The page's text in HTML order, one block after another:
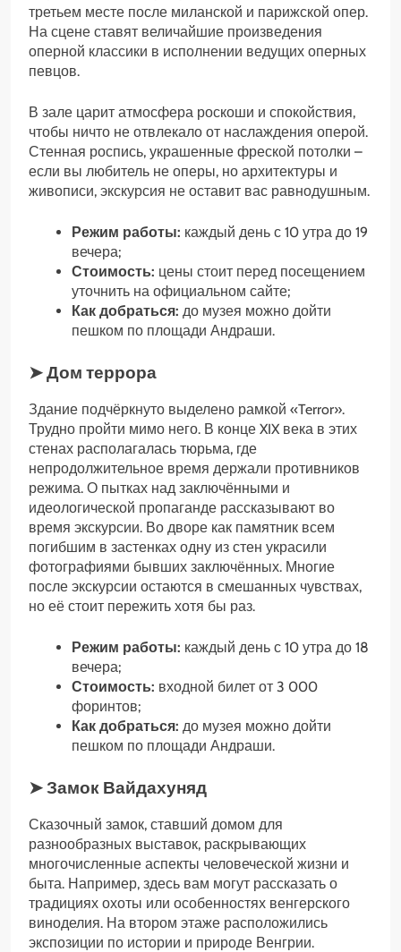
третьем месте после миланской и парижской опер.
На сцене ставят величайшие произведения
оперной классики в исполнении ведущих оперных
певцов.
В зале царит атмосфера роскоши и спокойствия,
чтобы ничто не отвлекало от наслаждения оперой.
Стенная роспись, украшенные фреской потолки –
если вы любитель не оперы, но архитектуры и
живописи, экскурсия не оставит вас равнодушным.
Режим работы: каждый день с 10 утра до 19
вечера;
Стоимость: цены стоит перед посещением
уточнить на официальном сайте;
Как добраться: до музея можно дойти
пешком по площади Андраши.
➤ Дом террора
Здание подчёркнуто выделено рамкой «Terror».
Трудно пройти мимо него. В конце XIX века в этих
стенах располагалась тюрьма, где
непродолжительное время держали противников
режима. О пытках над заключёнными и
идеологической пропаганде рассказывают во
время экскурсии. Во дворе как памятник всем
погибшим в застенках одну из стен украсили
фотографиями бывших заключённых. Многие
после экскурсии остаются в смешанных чувствах,
но её стоит пережить хотя бы раз.
Режим работы: каждый день с 10 утра до 18
вечера;
Стоимость: входной билет от 3 000
форинтов;
Как добраться: до музея можно дойти
пешком по площади Андраши.
➤ Замок Вайдахуняд
Сказочный замок, ставший домом для
разнообразных выставок, раскрывающих
многочисленные аспекты человеческой жизни и
быта. Например, здесь вам могут рассказать о
традициях охоты или особенностях венгерского
виноделия. На втором этаже расположились
экспозиции по истории и природе Венгрии.